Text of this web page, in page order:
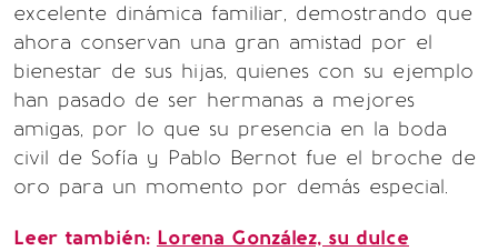
excelente dinámica familiar, demostrando que
ahora conservan una gran amistad por el
bienestar de sus hijas, quienes con su ejemplo
han pasado de ser hermanas a mejores
amigas, por lo que su presencia en la boda
civil de Sofía y Pablo Bernot fue el broche de
oro para un momento por demás especial.
Leer también: Lorena González, su dulce